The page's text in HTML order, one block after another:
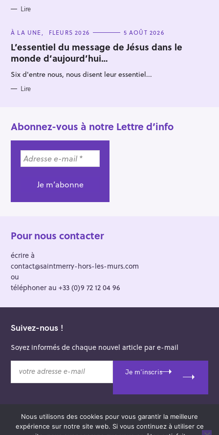
Lire
C
T
E
G
O
R
I
S
À LA UNE FLEURS 2026 5 AOÛT 2026
L’essentiel du message de Jésus dans le
monde d’aujourd’hui…
Six d'entre nous, nous disent leur essentiel...
Lire
Abonnez-vous à notre Lettre d’info
Pour nous contacter
écrire à
contact@saintmerry-hors-les-murs.com
ou
téléphoner au +33 (0)9 72 12 04 96
Suivez-nous !
Soyez informés de chaque nouvel article par e-mail
t
Je m'inscris
© 2026 Saint-Merry Hors-les-Murs.
Nous utilisons des cookies pour vous garantir la meilleure
expérience sur notre site web. Si vous continuez à utiliser ce